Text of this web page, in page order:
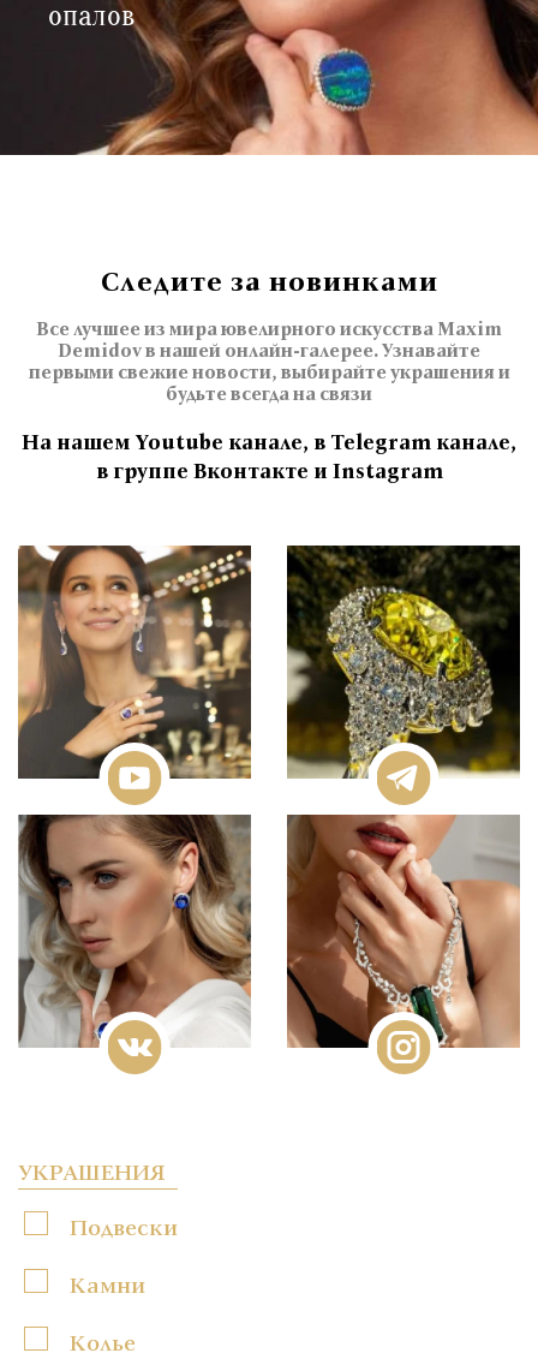
опалов
Следите за новинками
Все лучшее из мира ювелирного искусства Maxim
Demidov в нашей онлайн-галерее. Узнавайте
первыми свежие новости, выбирайте украшения и
будьте всегда на связи
На нашем Youtube канале, в Telegram канале,
в группе Вконтакте и Instagram
УКРАШЕНИЯ
Подвески
Камни
Колье